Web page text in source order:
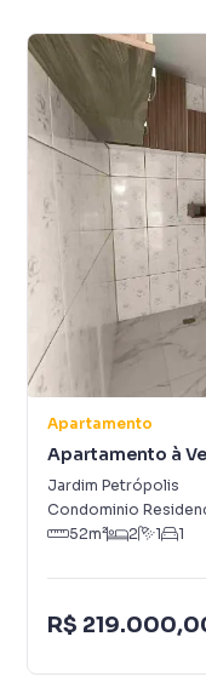
Apartamento
Apartamento à
Jardim Petrópolis
Condominio
52m² 2 1 1
R$